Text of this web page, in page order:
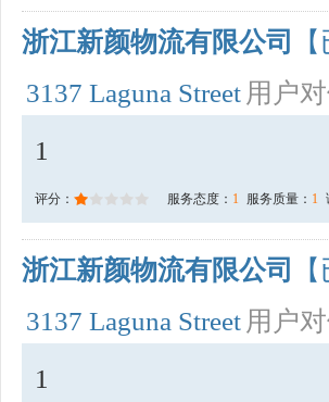
浙江新颜物流有限公司
3137 Laguna Street 用户
1
评分： 服务态度： 1 服务质量： 1
浙江新颜物流有限公司
3137 Laguna Street 用户
1